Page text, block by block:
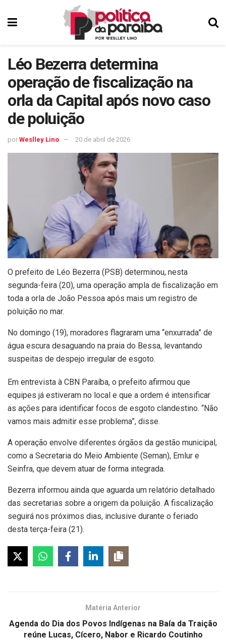
Léo Bezerra determina
operação de fiscalização na
orla da Capital após novo caso
de poluição
por Weslley Lino 20 de abril de 2026
O prefeito de Léo Bezerra (PSB) determinou, nesta
segunda-feira (20), uma operação ampla de fiscalização em
toda a orla de João Pessoa após mais um registro de
poluição no mar.
No domingo (19), moradores flagraram uma “enxurrada” de
água escura desaguando na praia do Bessa, levantando
suspeitas de despejo irregular de esgoto.
Em entrevista à CBN Paraíba, o prefeito afirmou que
equipes já estiveram no local e que a ordem é intensificar
as ações para identificar focos de esgoto clandestino. “Não
vamos mais admitir esse problema”, disse.
A operação envolve diferentes órgãos da gestão municipal,
como a Secretaria do Meio Ambiente (Seman), Emlur e
Seinfra, que devem atuar de forma integrada.
Bezerra informou ainda que aguarda um relatório detalhado
das secretarias sobre a origem da poluição. A fiscalização
seguirá nos próximos dias, inclusive durante o feriado
desta terça-feira (21).
Matéria Anterior
Agenda do Dia dos Povos Indígenas na Baía da Traição
reúne Lucas, Cícero, Nabor e Ricardo Coutinho